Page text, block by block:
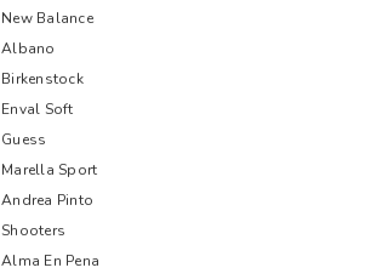
New Balance
Albano
Birkenstock
Enval Soft
Guess
Marella Sport
Andrea Pinto
Shooters
Alma En Pena